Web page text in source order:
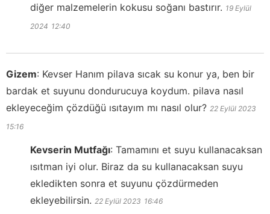
diğer malzemelerin kokusu soğanı bastırır. 19 Eylül
2024 12:40
Gizem: Kevser Hanım pilava sıcak su konur ya, ben bir
bardak et suyunu dondurucuya koydum. pilava nasıl
ekleyeceğim çözdüğü ısıtayım mı nasıl olur? 22 Eylül 2023
15:16
Kevserin Mutfağı: Tamamını et suyu kullanacaksan
ısıtman iyi olur. Biraz da su kullanacaksan suyu
ekledikten sonra et suyunu çözdürmeden
ekleyebilirsin. 22 Eylül 2023 16:46